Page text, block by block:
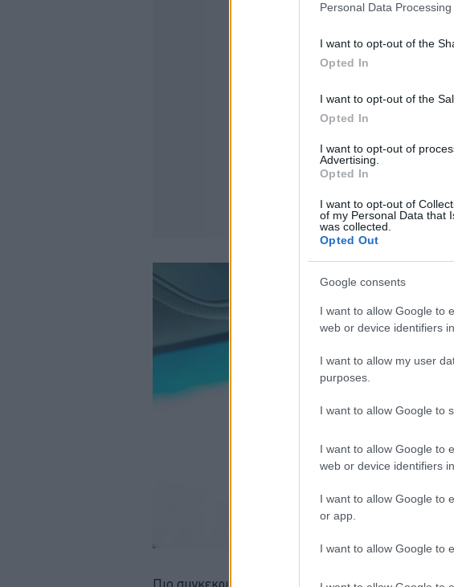
Personal Data
I want to opt-out of the
Opted In
I want to opt-out of the
Opted In
I want to opt-out of
Advertising.
Opted In
I want to opt-out of
of my Personal Data that
was collected.
Opted Out
Google consents
I want to allow Google to
web or device identifiers
I want to allow my user
purposes.
I want to allow Google to
I want to allow Google to
web or device identifiers
I want to allow Google to
or app.
I want to allow Google to